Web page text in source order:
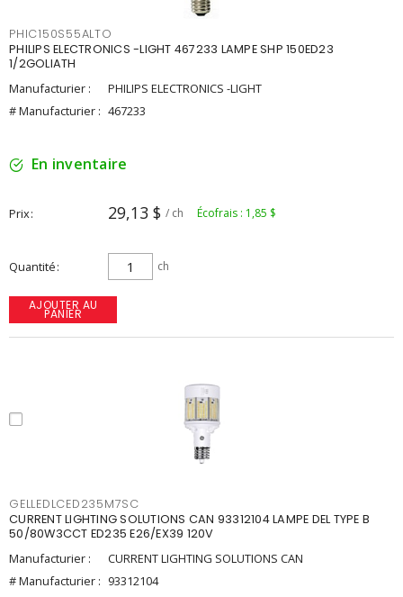
PHIC150S55ALTO
PHILIPS ELECTRONICS -LIGHT 467233 LAMPE SHP 150ED23
1/2GOLIATH
Manufacturier :
PHILIPS ELECTRONICS -LIGHT
# Manufacturier : 467233
En inventaire
Prix 29,13 $ / ch Écofrais : 1,85 $
Quantité ch
AJOUTER AU
PANIER
GELLEDLCED235M7SC
CURRENT LIGHTING SOLUTIONS CAN 93312104 LAMPE DEL TYPE B
50/80W3CCT ED235 E26/EX39 120V
Manufacturier :
CURRENT LIGHTING SOLUTIONS CAN
# Manufacturier : 93312104